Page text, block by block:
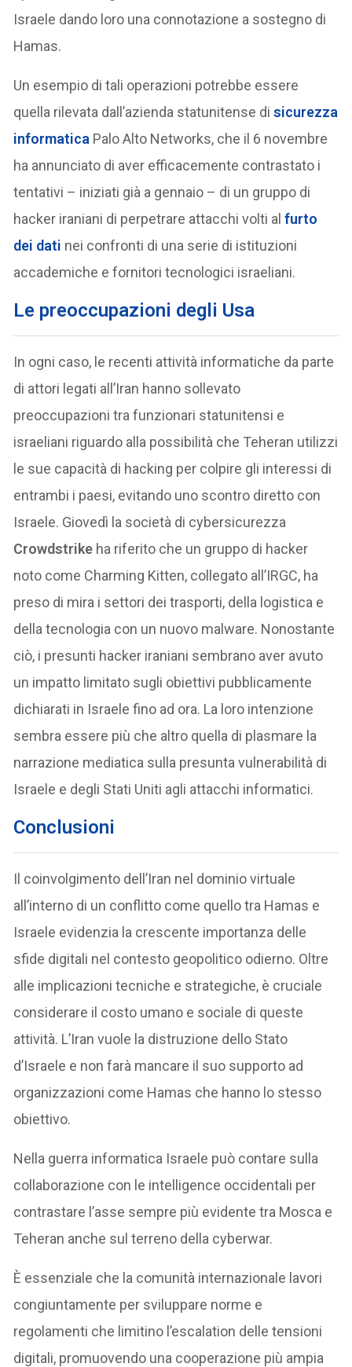
Israele dando loro una connotazione a sostegno di
Hamas.
Un esempio di tali operazioni potrebbe essere
quella rilevata dall’azienda statunitense disicurezza
informatica Palo Alto Networks, che il 6 novembre
ha annunciato di aver efficacemente contrastato i
tentativi – iniziati già a gennaio – di un gruppo di
hacker iraniani di perpetrare attacchi volti alfurto
dei dati nei confronti di una serie di istituzioni
accademiche e fornitori tecnologici israeliani.
Le preoccupazioni degli Usa
In ogni caso, le recenti attività informatiche da parte
di attori legati all’Iran hanno sollevato
preoccupazioni tra funzionari statunitensi e
israeliani riguardo alla possibilità che Teheran utilizzi
le sue capacità di hacking per colpire gli interessi di
entrambi i paesi, evitando uno scontro diretto con
Israele. Giovedì la società di cybersicurezza
Crowdstrike ha riferito che un gruppo di hacker
noto come Charming Kitten, collegato all’IRGC, ha
preso di mira i settori dei trasporti, della logistica e
della tecnologia con un nuovo malware. Nonostante
ciò, i presunti hacker iraniani sembrano aver avuto
un impatto limitato sugli obiettivi pubblicamente
dichiarati in Israele fino ad ora. La loro intenzione
sembra essere più che altro quella di plasmare la
narrazione mediatica sulla presunta vulnerabilità di
Israele e degli Stati Uniti agli attacchi informatici.
Conclusioni
Il coinvolgimento dell’Iran nel dominio virtuale
all’interno di un conflitto come quello tra Hamas e
Israele evidenzia la crescente importanza delle
sfide digitali nel contesto geopolitico odierno. Oltre
alle implicazioni tecniche e strategiche, è cruciale
considerare il costo umano e sociale di queste
attività. L’Iran vuole la distruzione dello Stato
d’Israele e non farà mancare il suo supporto ad
organizzazioni come Hamas che hanno lo stesso
obiettivo.
Nella guerra informatica Israele può contare sulla
collaborazione con le intelligence occidentali per
contrastare l’asse sempre più evidente tra Mosca e
Teheran anche sul terreno della cyberwar.
È essenziale che la comunità internazionale lavori
congiuntamente per sviluppare norme e
regolamenti che limitino l’escalation delle tensioni
digitali, promuovendo una cooperazione più ampia